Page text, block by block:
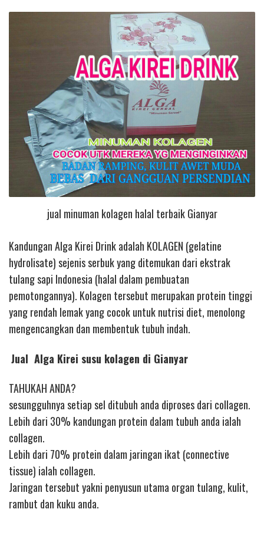
jual minuman kolagen halal terbaik Gianyar
Kandungan Alga Kirei Drink adalah KOLAGEN (gelatine
hydrolisate) sejenis serbuk yang ditemukan dari ekstrak
tulang sapi Indonesia (halal dalam pembuatan
pemotongannya). Kolagen tersebut merupakan protein tinggi
yang rendah lemak yang cocok untuk nutrisi diet, menolong
mengencangkan dan membentuk tubuh indah.
Jual Alga Kirei susu kolagen di Gianyar
TAHUKAH ANDA?
sesungguhnya setiap sel ditubuh anda diproses dari collagen.
Lebih dari 30% kandungan protein dalam tubuh anda ialah
collagen.
Lebih dari 70% protein dalam jaringan ikat (connective
tissue) ialah collagen.
Jaringan tersebut yakni penyusun utama organ tulang, kulit,
rambut dan kuku anda.